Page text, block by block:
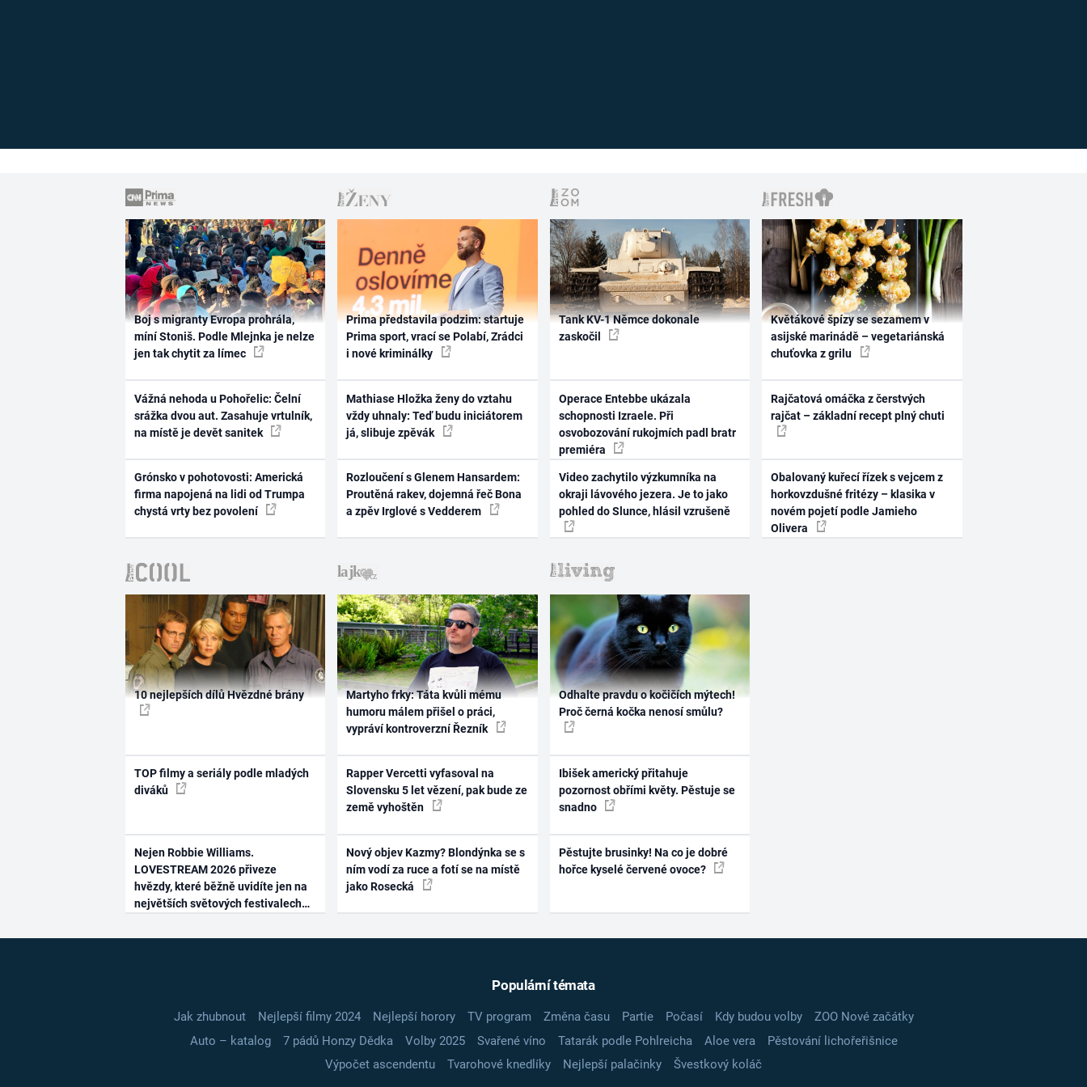
Boj s migranty Evropa prohrála,
míní Stoniš. Podle Mlejnka je nelze
jen tak chytit za límec
Vážná nehoda u Pohořelic: Čelní
srážka dvou aut. Zasahuje vrtulník,
na místě je devět sanitek
Grónsko v pohotovosti: Americká
firma napojená na lidi od Trumpa
chystá vrty bez povolení
Prima představila podzim: startuje
Prima sport, vrací se Polabí, Zrádci
i nové kriminálky
Mathiase Hložka ženy do vztahu
vždy uhnaly: Teď budu iniciátorem
já, slibuje zpěvák
Rozloučení s Glenem Hansardem:
Proutěná rakev, dojemná řeč Bona
a zpěv Irglové s Vedderem
Tank KV-1 Němce dokonale
zaskočil
Operace Entebbe ukázala
schopnosti Izraele. Při
osvobozování rukojmích padl bratr
premiéra
Video zachytilo výzkumníka na
okraji lávového jezera. Je to jako
pohled do Slunce, hlásil vzrušeně
Květákové špízy se sezamem v
asijské marinádě – vegetariánská
chuťovka z grilu
Rajčatová omáčka z čerstvých
rajčat – základní recept plný chuti
Obalovaný kuřecí řízek s vejcem z
horkovzdušné fritézy – klasika v
novém pojetí podle Jamieho
Olivera
10 nejlepších dílů Hvězdné brány
TOP filmy a seriály podle mladých
diváků
Nejen Robbie Williams.
LOVESTREAM 2026 přiveze
hvězdy, které běžně uvidíte jen na
největších světových festivalech
Martyho frky: Táta kvůli mému
humoru málem přišel o práci,
vypráví kontroverzní Řezník
Rapper Vercetti vyfasoval na
Slovensku 5 let vězení, pak bude ze
země vyhoštěn
Nový objev Kazmy? Blondýnka se s
ním vodí za ruce a fotí se na místě
jako Rosecká
Odhalte pravdu o kočičích mýtech!
Proč černá kočka nenosí smůlu?
Ibišek americký přitahuje
pozornost obřími květy. Pěstuje se
snadno
Pěstujte brusinky! Na co je dobré
hořce kyselé červené ovoce?
Populární témata
Jak zhubnout Nejlepší filmy 2024 Nejlepší horory TV program Změna času Partie Počasí Kdy budou volby
ZOO Nové začátky
Auto – katalog
7 pádů Honzy Dědka Volby 2025 Svařené víno Tatarák podle Pohlreicha Aloe vera
Pěstování lichořeřišnice
Výpočet ascendentu
Tvarohové knedlíky Nejlepší palačinky Švestkový koláč